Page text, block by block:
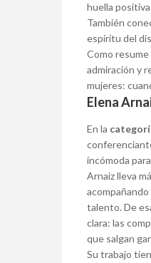
huella
También
espíritu del
Como resume
admiración y
mujeres:
Elena
En la
incómoda
Arnaiz lleva
talento. De
clara: las
que salgan
Su trabajo